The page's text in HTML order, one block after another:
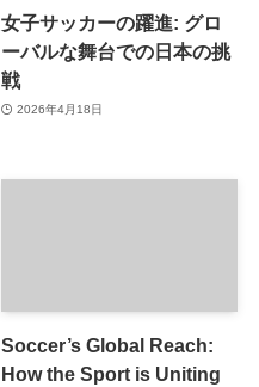
女子サッカーの躍進: グロ
ーバルな舞台での日本の挑
戦
2026年4月18日
Soccer’s Global Reach:
How the Sport is Uniting